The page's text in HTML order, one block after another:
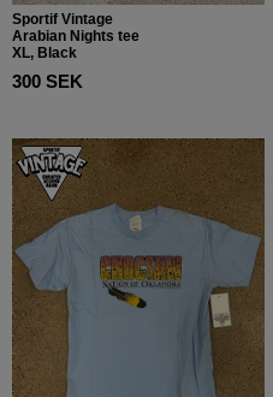
Sportif Vintage
Arabian Nights tee
XL, Black
300 SEK